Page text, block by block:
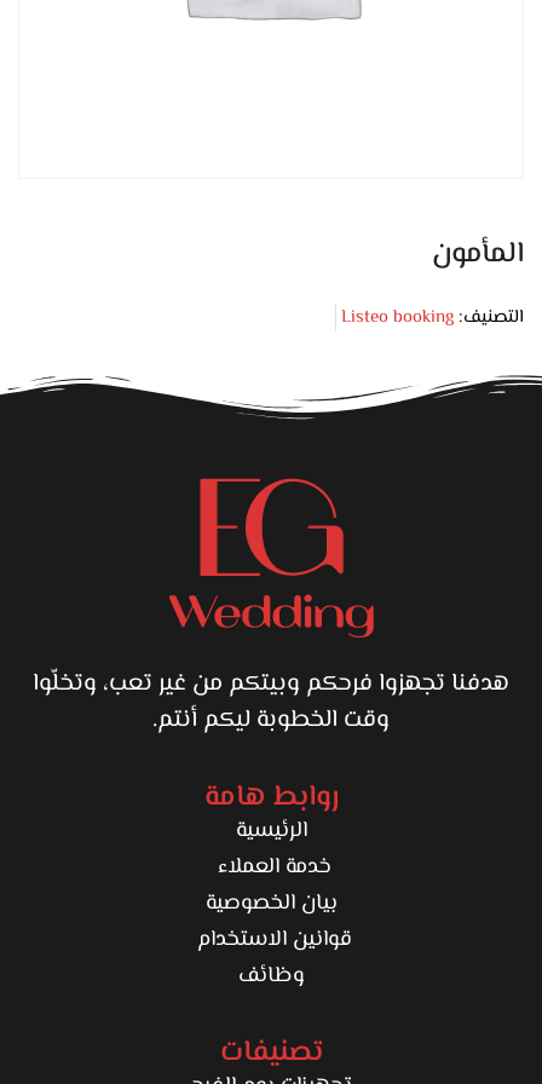
المأمون
التصنيف: Listeo booking
هدفنا تجهزوا فرحكم وبيتكم من غير تعب، وتخلّوا
وقت الخطوبة ليكم أنتم.
روابط هامة
الرئيسية
خدمة العملاء
بيان الخصوصية
قوانين الاستخدام
وظائف
تصنيفات